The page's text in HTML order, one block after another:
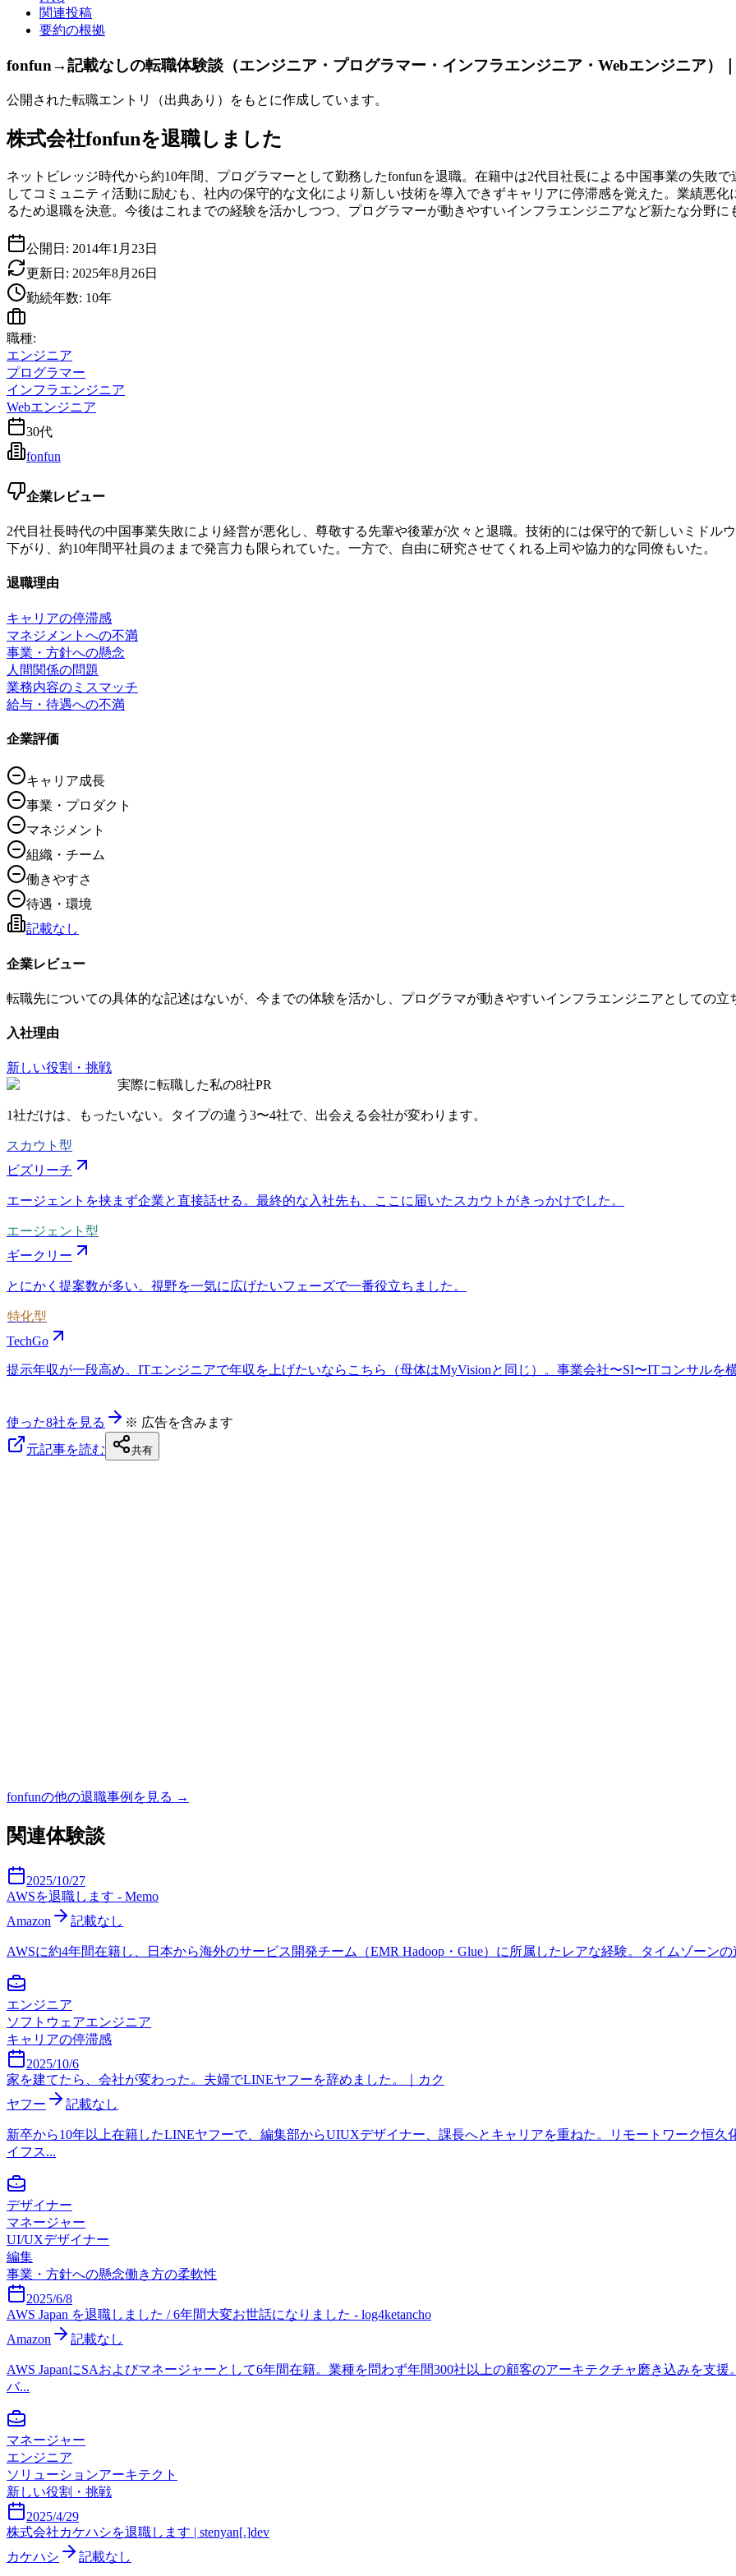
関連投稿
要約の根拠
fonfun→記載なしの転職体験談（エンジニア・プログラマー・インフラエンジニア・Webエンジニア）
公開された転職エントリ（出典あり）をもとに作成しています。
株式会社fonfunを退職しました
ネットビレッジ時代から約10年間、プログラマーとして勤務したfonfunを退職。在籍中は2代目社長による中国事業の失敗
してコミュニティ活動に励むも、社内の保守的な文化により新しい技術を導入できずキャリアに停滞感を覚えた。業績悪
るため退職を決意。今後はこれまでの経験を活かしつつ、プログラマーが動きやすいインフラエンジニアなど新たな分野に
公開日: 2014年1月23日
更新日: 2025年8月26日
勤続年数: 10年
職種:
エンジニア
プログラマー
インフラエンジニア
Webエンジニア
30代
fonfun
企業レビュー
2代目社長時代の中国事業失敗により経営が悪化し、尊敬する先輩や後輩が次々と退職。技術的には保守的で新しいミドル
下がり、約10年間平社員のままで発言力も限られていた。一方で、自由に研究させてくれる上司や協力的な同僚もいた。
退職理由
キャリアの停滞感
マネジメントへの不満
事業・方針への懸念
人間関係の問題
業務内容のミスマッチ
給与・待遇への不満
企業評価
キャリア成長
事業・プロダクト
マネジメント
組織・チーム
働きやすさ
待遇・環境
記載なし
企業レビュー
転職先についての具体的な記述はないが、今までの体験を活かし、プログラマが動きやすいインフラエンジニアとしての立
入社理由
新しい役割・挑戦
実際に転職した私の8社PR
1社だけは、もったいない。タイプの違う 3〜4社で、出会える会社が変わります。
スカウト型
ビズリーチ
エージェントを挟まず企業と直接話せる。最終的な入社先も、ここに届いたスカウトがきっかけでした。
エージェント型
ギークリー
とにかく提案数が多い。視野を一気に広げたいフェーズで一番役立ちました。
特化型
TechGo
提示年収が一段高め。ITエンジニアで年収を上げたいならこちら（母体はMyVisionと同じ）。事業会社〜SI〜ITコンサルを横
使った8社を見る
※ 広告を含みます
元記事を読む
共有
fonfunの他の退職事例を見る →
関連体験談
2025/10/27
AWSを退職します - Memo
Amazon
記載なし
AWSに約4年間在籍し、日本から海外のサービス開発チーム（EMR Hadoop・Glue）に所属したレアな経験。タイムゾーン
エンジニア
ソフトウェアエンジニア
キャリアの停滞感
2025/10/6
家を建てたら、会社が変わった。夫婦でLINEヤフーを辞めました。｜カク
ヤフー
記載なし
新卒から10年以上在籍したLINEヤフーで、編集部からUIUXデザイナー、課長へとキャリアを重ねた。リモートワーク恒
イフス...
デザイナー
マネージャー
UI/UXデザイナー
編集
事業・方針への懸念働き方の柔軟性
2025/6/8
AWS Japan を退職しました / 6年間大変お世話になりました - log4ketancho
Amazon
記載なし
AWS JapanにSAおよびマネージャーとして6年間在籍。業種を問わず年間300社以上の顧客のアーキテクチャ磨き込みを支
バ...
マネージャー
エンジニア
ソリューションアーキテクト
新しい役割・挑戦
2025/4/29
株式会社カケハシを退職します | stenyan[.]dev
カケハシ
記載なし